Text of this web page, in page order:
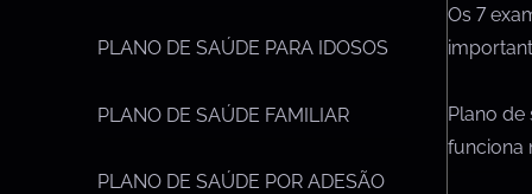
PLANO DE SAÚDE PARA IDOSOS
PLANO DE SAÚDE FAMILIAR
PLANO DE SAÚDE POR ADESÃO
Os 7
Plano de
funciona